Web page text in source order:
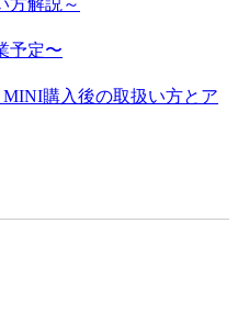
予定〜
購入後の取扱い方とア